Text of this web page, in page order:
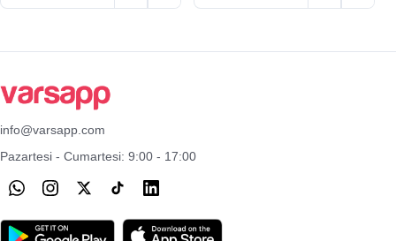
info@varsapp.com
Pazartesi - Cumartesi: 9:00 - 17:00